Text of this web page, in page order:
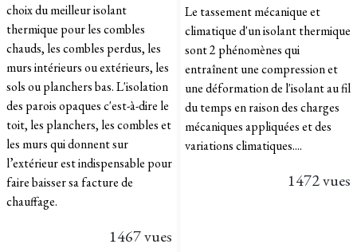
choix du meilleur isolant
thermique pour les combles
chauds, les combles perdus, les
murs intérieurs ou extérieurs, les
sols ou planchers bas. L'isolation
des parois opaques c'est-à-dire le
toit, les planchers, les combles et
les murs qui donnent sur
l’extérieur est indispensable pour
faire baisser sa facture de
chauffage.
1467 vues
Le tassement mécanique et
climatique d'un isolant thermique
sont 2 phénomènes qui
entraînent une compression et
une déformation de l'isolant au fil
du temps en raison des charges
mécaniques appliquées et des
variations climatiques....
1472 vues